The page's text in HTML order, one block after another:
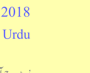
UGC
NET